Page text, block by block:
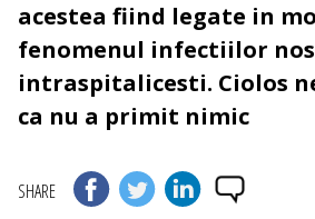
acestea fiind legate in
fenomenul infectiilor
intraspitalicesti. Ciolos
ca nu a primit nimic
SHARE